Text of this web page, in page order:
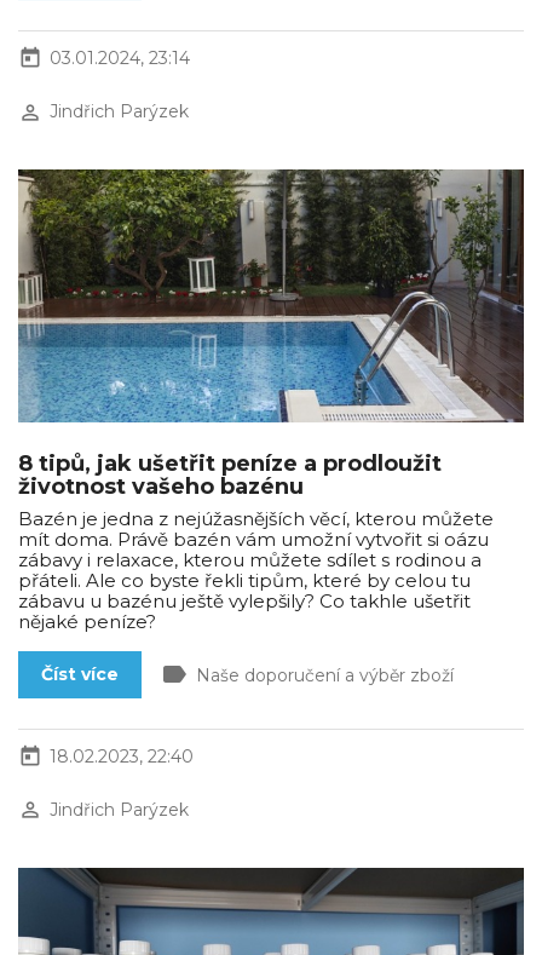
today 03.01.2024, 23:14
perm_identity Jindřich Parýzek
8 tipů, jak ušetřit peníze a prodloužit
životnost vašeho bazénu
Bazén je jedna z nejúžasnějších věcí, kterou můžete
mít doma. Právě bazén vám umožní vytvořit si oázu
zábavy i relaxace, kterou můžete sdílet s rodinou a
přáteli. Ale co byste řekli tipům, které by celou tu
zábavu u bazénu ještě vylepšily? Co takhle ušetřit
nějaké peníze?
Číst více label Naše doporučení a výběr zboží
today 18.02.2023, 22:40
perm_identity Jindřich Parýzek